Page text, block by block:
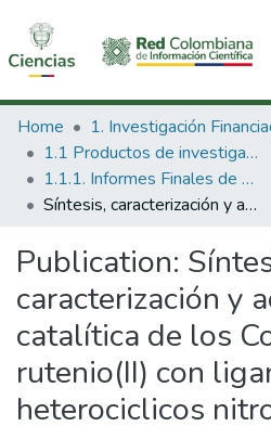
Communities & Collections
All of DSpace
Statistics
Home
1.1 Productos de investigación
1.1.1. Informes Finales de Proyectos de Investigación
Síntesis, caracterización y actividad catalítica de los Complejos de rutenio(II) con ligandos heterociclicos nitrogenados
Publication:
caracterización y
catalítica de los
rutenio(II) con
heterociclicos